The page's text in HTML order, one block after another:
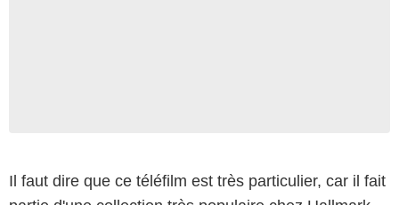
Il faut dire que ce téléfilm est très particulier, car il fait